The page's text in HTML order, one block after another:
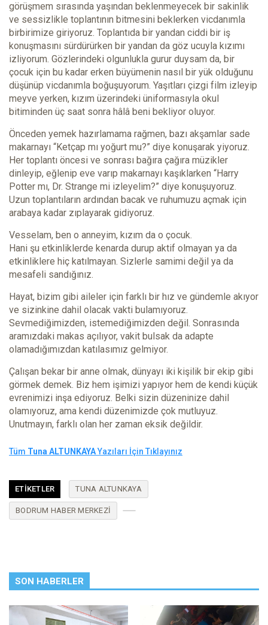
görüşmem sırasında yaşından beklenmeyecek bir sakinlik
ve sessizlikle toplantının bitmesini beklerken vicdanımla
birbirimize giriyoruz. Toplantıda bir yandan ciddi bir iş
konuşmasını sürdürürken bir yandan da göz ucuyla kızımı
izliyorum. Gözlerindeki olgunlukla gurur duysam da, bir
çocuk için bu kadar erken büyümenin nasıl bir yük olduğunu
düşünüp vicdanımla boğuşuyorum. Yaşıtları çizgi film izleyip
meyve yerken, kızım üzerindeki üniformasıyla okul
bitiminden üç saat sonra hâlâ beni bekliyor oluyor.
Önceden yemek hazırlamama rağmen, bazı akşamlar sade
makarnayı “Ketçap mı yoğurt mu?” diye konuşarak yiyoruz.
Her toplantı öncesi ve sonrası bağıra çağıra müzikler
dinleyip, eğlenip eve varıp makarnayı kaşıklarken “Harry
Potter mı, Dr. Strange mi izleyelim?” diye konuşuyoruz.
Uzun toplantıların ardından bacak ve ruhumuzu açmak için
arabaya kadar zıplayarak gidiyoruz.
Vesselam, ben o anneyim, kızım da o çocuk.
Hani şu etkinliklerde kenarda durup aktif olmayan ya da
etkinliklere hiç katılmayan. Sizlerle samimi değil ya da
mesafeli sandığınız.
Hayat, bizim gibi aileler için farklı bir hız ve gündemle akıyor
ve sizinkine dahil olacak vakti bulamıyoruz.
Sevmediğimizden, istemediğimizden değil. Sonrasında
aramızdaki makas açılıyor, vakit bulsak da adapte
olamadığımızdan katılasımız gelmiyor.
Çalışan bekar bir anne olmak, dünyayı iki kişilik bir ekip gibi
görmek demek. Biz hem işimizi yapıyor hem de kendi küçük
evrenimizi inşa ediyoruz. Belki sizin düzeninize dahil
olamıyoruz, ama kendi düzenimizde çok mutluyuz.
Unutmayın, farklı olan her zaman eksik değildir.
Tüm Tuna ALTUNKAYAYazıları İçin Tıklayınız
ETIKETLER TUNA ALTUNKAYA
BODRUM HABER MERKEZI
SON HABERLER